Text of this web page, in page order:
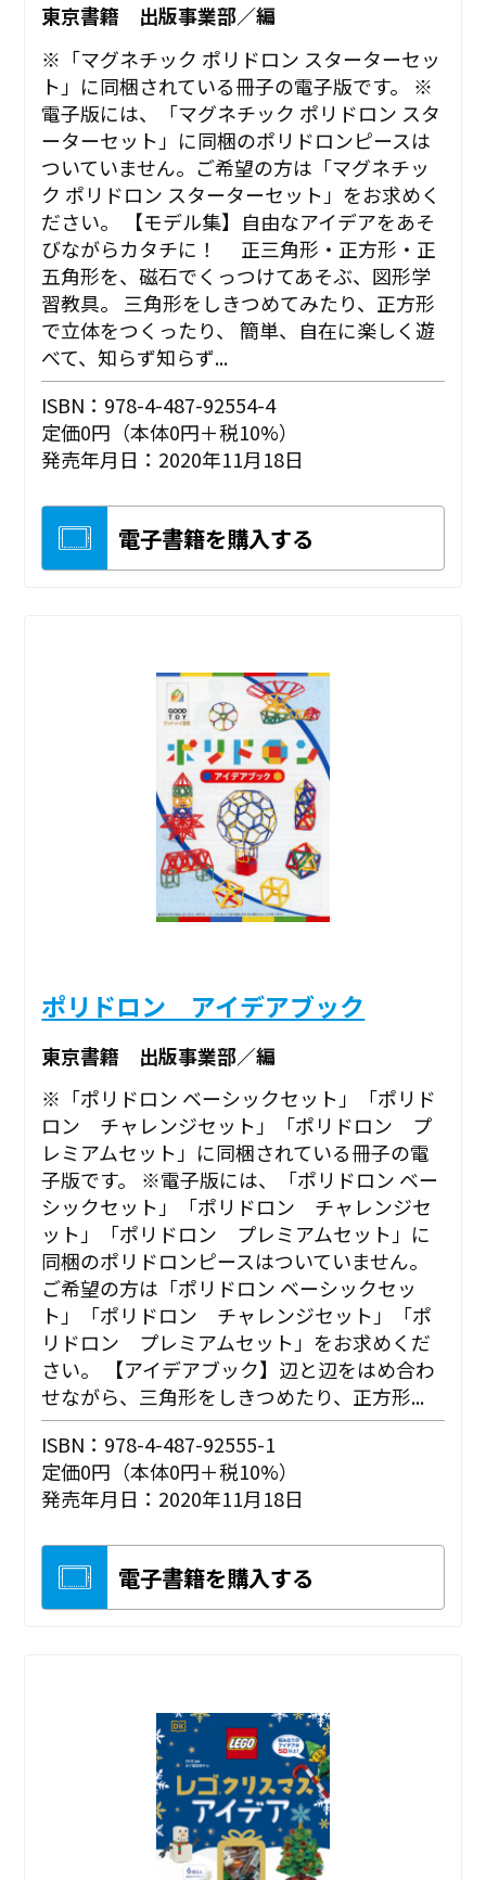
東京書籍 出版事業部／編
※「マグネチック ポリドロン スターターセッ
ト」に同梱されている冊子の電子版です。 ※
電子版には、「マグネチック ポリドロン スタ
ーターセット」に同梱のポリドロンピースは
ついていません。ご希望の方は「マグネチッ
ク ポリドロン スターターセット」をお求めく
ださい。 【モデル集】自由なアイデアをあそ
びながらカタチに！ 正三角形・正方形・正
五角形を、磁石でくっつけてあそぶ、図形学
習教具。 三角形をしきつめてみたり、正方形
で立体をつくったり、 簡単、自在に楽しく遊
べて、知らず知らず...
ISBN：978-4-487-92554-4
定価0円（本体0円＋税10%）
発売年月日：2020年11月18日
電子書籍を購入する
ポリドロン アイデアブック
東京書籍 出版事業部／編
※「ポリドロン ベーシックセット」「ポリド
ロン チャレンジセット」「ポリドロン プ
レミアムセット」に同梱されている冊子の電
子版です。 ※電子版には、「ポリドロン ベー
シックセット」「ポリドロン チャレンジセ
ット」「ポリドロン プレミアムセット」に
同梱のポリドロンピースはついていません。
ご希望の方は「ポリドロン ベーシックセッ
ト」「ポリドロン チャレンジセット」「ポ
リドロン プレミアムセット」をお求めくだ
さい。 【アイデアブック】辺と辺をはめ合わ
せながら、三角形をしきつめたり、正方形...
ISBN：978-4-487-92555-1
定価0円（本体0円＋税10%）
発売年月日：2020年11月18日
電子書籍を購入する